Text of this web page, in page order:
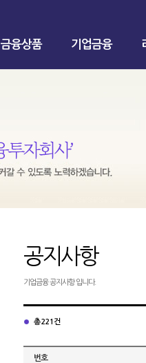
금융상품 기업금융
공지사항
기업금융 공지사항 입니다.
총 221건
번호